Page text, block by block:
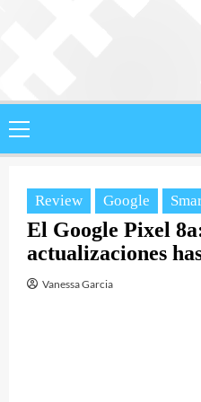
principal
Review Google
El Google Pixel
actualizaciones
Vanessa Garcia